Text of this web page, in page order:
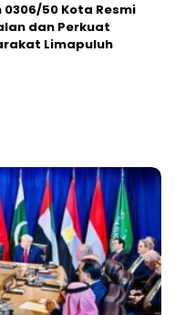
0306/50 Kota Resmi
dan Perkuat
Limapuluh